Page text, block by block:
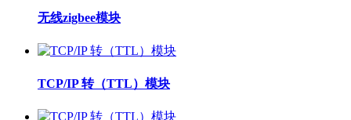
无线zigbee模块
TCP/IP 转（TTL）模块